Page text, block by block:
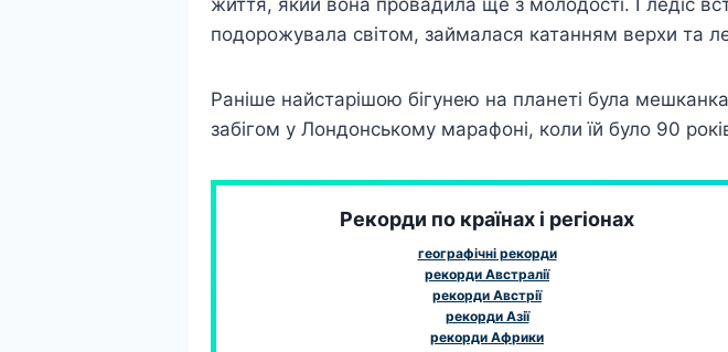
подорожувала світом, займалася катанням верхи та
Раніше найстарішою бігунею на планеті була
забігом у Лондонському марафоні, коли їй було 90
Рекорди по країнах і регіонах
географічні рекорди
рекорди Австралії
рекорди Австрії
рекорди Азії
рекорди Африки